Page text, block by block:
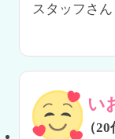
スタッフさ
い
（